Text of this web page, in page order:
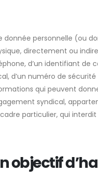
donnée personnelle (ou
directement ou
d’un identifiant de
d’un numéro de
qui peuvent
syndical,
particulier, qui
objectif